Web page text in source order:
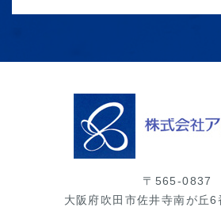
〒565-0837
大阪府吹田市佐井寺南が丘